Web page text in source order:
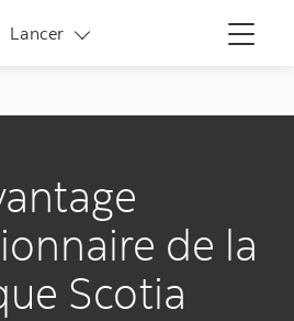
Menu
Lancer
Liens connexes
de la
Scotia